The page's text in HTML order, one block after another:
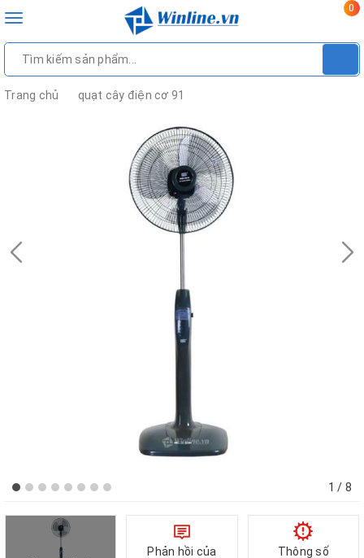
Toggle
0
Trang chủ quạt cây điện cơ 91
1 / 8
Phản hồi của
Thông số